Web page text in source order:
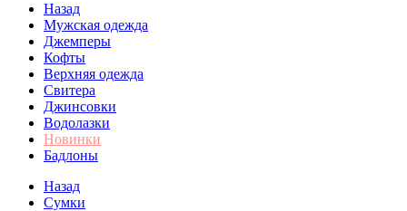
Назад
Мужская одежда
Джемперы
Кофты
Верхняя одежда
Свитера
Джинсовки
Водолазки
Новинки
Бадлоны
Назад
Сумки